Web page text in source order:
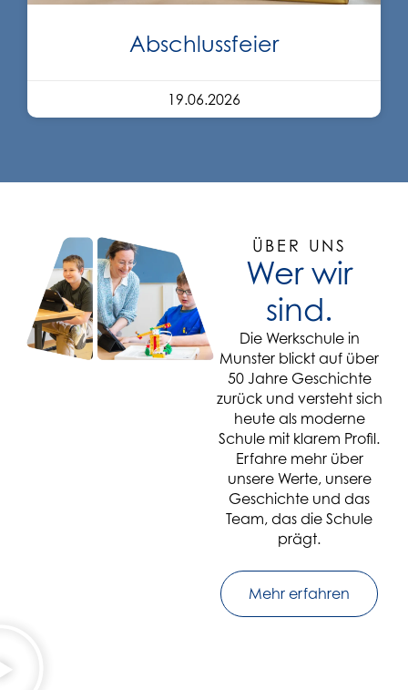
Abschlussfeier
19.06.2026
ÜBER UNS
Wer wir
sind.
Die Werkschule in
Munster blickt auf über
50 Jahre Geschichte
zurück und versteht sich
heute als moderne
Schule mit klarem Profil.
Erfahre mehr über
unsere Werte, unsere
Geschichte und das
Team, das die Schule
prägt.
Mehr erfahren